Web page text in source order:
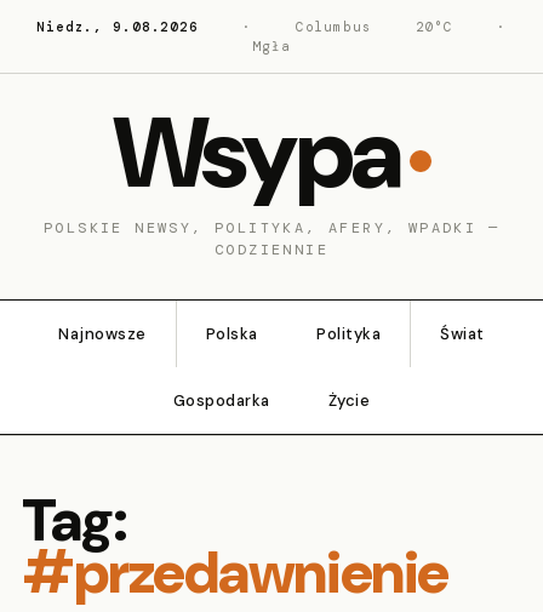
Niedz., 9.08.2026 · Columbus 20°C
·
Mgła
Wsypa
POLSKIE NEWSY, POLITYKA, AFERY, WPADKI —
CODZIENNIE
Najnowsze Polska Polityka Świat
Gospodarka Życie
Tag:
#przedawnienie